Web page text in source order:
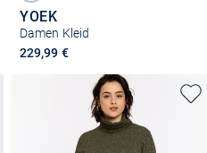
YOEK
Damen Kleid
229,99 €